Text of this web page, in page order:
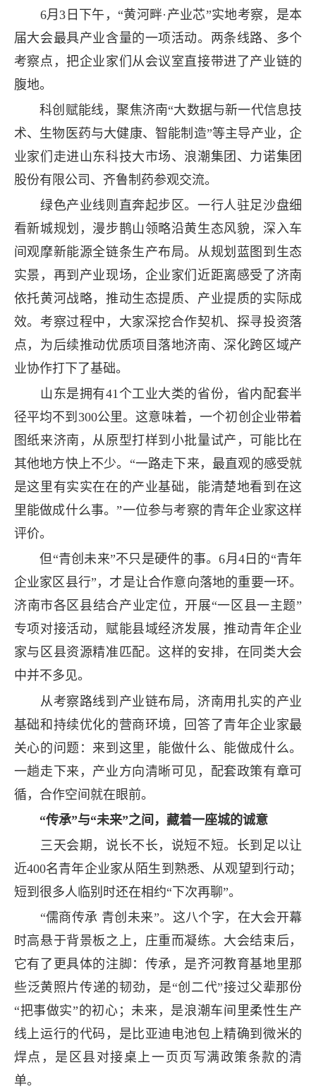
6月3日下午，“黄河畔·产业芯”实地考察，是本
届大会最具产业含量的一项活动。两条线路、多个
考察点，把企业家们从会议室直接带进了产业链的
腹地。
科创赋能线，聚焦济南“大数据与新一代信息技
术、生物医药与大健康、智能制造”等主导产业，企
业家们走进山东科技大市场、浪潮集团、力诺集团
股份有限公司、齐鲁制药参观交流。
绿色产业线则直奔起步区。一行人驻足沙盘细
看新城规划，漫步鹊山领略沿黄生态风貌，深入车
间观摩新能源全链条生产布局。从规划蓝图到生态
实景，再到产业现场，企业家们近距离感受了济南
依托黄河战略，推动生态提质、产业提质的实际成
效。考察过程中，大家深挖合作契机、探寻投资落
点，为后续推动优质项目落地济南、深化跨区域产
业协作打下了基础。
山东是拥有41个工业大类的省份，省内配套半
径平均不到300公里。这意味着，一个初创企业带着
图纸来济南，从原型打样到小批量试产，可能比在
其他地方快上不少。“一路走下来，最直观的感受就
是这里有实实在在的产业基础，能清楚地看到在这
里能做成什么事。”一位参与考察的青年企业家这样
评价。
但“青创未来”不只是硬件的事。6月4日的“青年
企业家区县行”，才是让合作意向落地的重要一环。
济南市各区县结合产业定位，开展“一区县一主题”
专项对接活动，赋能县域经济发展，推动青年企业
家与区县资源精准匹配。这样的安排，在同类大会
中并不多见。
从考察路线到产业链布局，济南用扎实的产业
基础和持续优化的营商环境，回答了青年企业家最
关心的问题：来到这里，能做什么、能做成什么。
一趟走下来，产业方向清晰可见，配套政策有章可
循，合作空间就在眼前。
“传承”与“未来”之间，藏着一座城的诚意
三天会期，说长不长，说短不短。长到足以让
近400名青年企业家从陌生到熟悉、从观望到行动；
短到很多人临别时还在相约“下次再聊”。
“儒商传承 青创未来”。这八个字，在大会开幕
时高悬于背景板之上，庄重而凝练。大会结束后，
它有了更具体的注脚：传承，是齐河教育基地里那
些泛黄照片传递的韧劲，是“创二代”接过父辈那份
“把事做实”的初心；未来，是浪潮车间里柔性生产
线上运行的代码，是比亚迪电池包上精确到微米的
焊点，是区县对接桌上一页页写满政策条款的清
单。